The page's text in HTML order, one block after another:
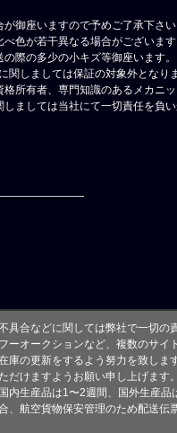
御座いますので予めご了承下さい
色が若干異なる場合がございます
際の多少の小キズ等御座います。
関しましては保証の対象外となり
所有者、専門知識のあるメカニッ
ましては当社にて一切責任を負
具合などに関しては弊社で一切の
ーオークションなど、複数のサイ
庫の更新をするよう努力を致し
けますようお願い申し上げます。
内生産品は1〜2週間、国外生産品
、航空貨物保安管理のため配送伝